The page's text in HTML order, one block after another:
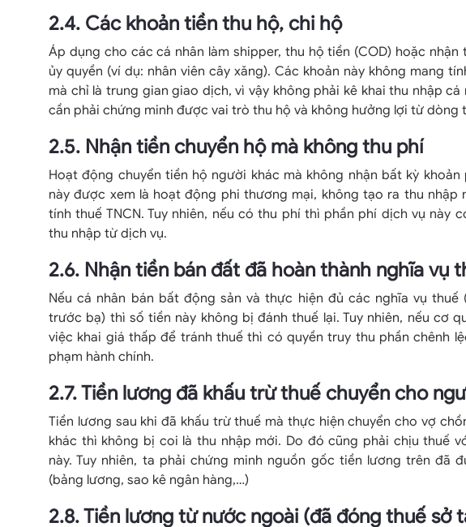
2.4. Các khoản tiền thu hộ, chi hộ
Áp dụng cho các cá nhân làm shipper, thu hộ tiền (COD) hoặc nhận
ủy quyền (ví dụ: nhân viên cây xăng). Các khoản này không mang
mà chỉ là trung gian giao dịch, vì vậy không phải kê khai thu nhập cá
cần phải chứng minh được vai trò thu hộ và không hưởng lợi từ dòng
2.5. Nhận tiền chuyển hộ mà không thu phí
Hoạt động chuyển tiền hộ người khác mà không nhận bất kỳ
này được xem là hoạt động phi thương mại, không tạo ra thu nhập
tính thuế TNCN. Tuy nhiên, nếu có thu phí thì phần phí dịch vụ này
thu nhập từ dịch vụ.
2.6. Nhận tiền bán đất đã hoàn thành nghĩa vụ
Nếu cá nhân bán bất động sản và thực hiện đủ các nghĩa vụ thuế
trước bạ) thì số tiền này không bị đánh thuế lại. Tuy nhiên, nếu cơ
việc khai giá thấp để tránh thuế thì có quyền truy thu phần chênh
phạm hành chính.
2.7. Tiền lương đã khấu trừ thuế chuyển cho
Tiền lương sau khi đã khấu trừ thuế mà thực hiện chuyển cho vợ
khác thì không bị coi là thu nhập mới. Do đó cũng phải chịu thuế
này. Tuy nhiên, ta phải chứng minh nguồn gốc tiền lương trên đã
(bảng lương, sao kê ngân hàng,…)
2.8. Tiền lương từ nước ngoài (đã đóng thuế sở